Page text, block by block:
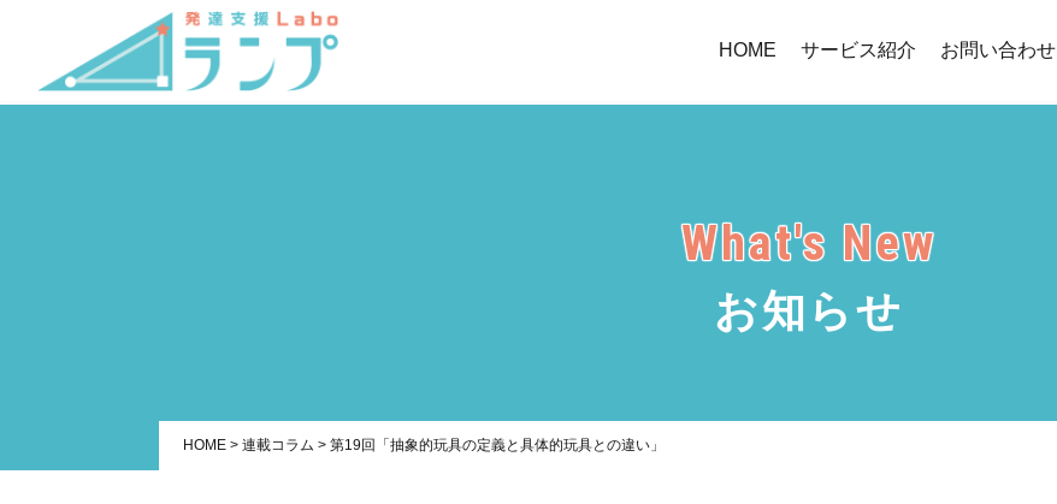
HOME サービス紹介 お問い合わせ
What's New
お知らせ
HOME > 連載コラム > 第19回「抽象的玩具の定義と具体的玩具との違い」